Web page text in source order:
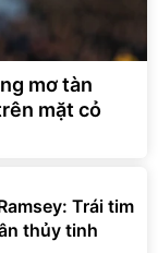
mơ tàn
mặt cỏ
Trái tim
thủy tinh